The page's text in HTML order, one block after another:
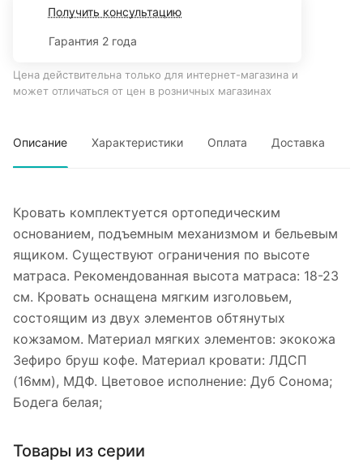
Получить консультацию
Гарантия 2 года
Цена действительна только для интернет-магазина и
может отличаться от цен в розничных магазинах
Описание Характеристики Оплата Доставка
Кровать комплектуется ортопедическим
основанием, подъемным механизмом и бельевым
ящиком. Существуют ограничения по высоте
матраса. Рекомендованная высота матраса: 18-23
см. Кровать оснащена мягким изголовьем,
состоящим из двух элементов обтянутых
кожзамом. Материал мягких элементов: экокожа
Зефиро бруш кофе. Материал кровати: ЛДСП
(16мм), МДФ. Цветовое исполнение: Дуб Сонома;
Бодега белая;
Товары из серии